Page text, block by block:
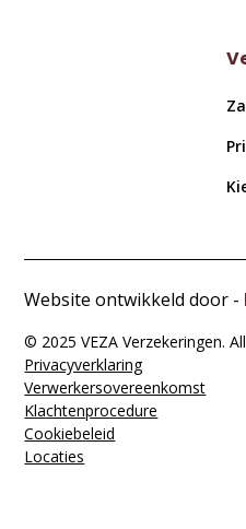
© 2025 VEZA Verzekeringen.
Privacyverklaring
Verwerkers­overeenkomst
Klachten­procedure
Cookiebeleid
Locaties
Website ontwikkeld door -